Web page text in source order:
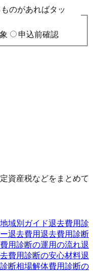
のがあればタッ
申込前確認
資産税などをまとめて
地域別ガイド退去費用診
退去費用退去費用診断
用診断の運用の流れ退
費用診断の安心材料退
断相場解体費用診断の